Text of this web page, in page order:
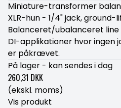
Miniature-transformer
XLR-hun - 1/4" jack, ground-
Balanceret/ubalanceret
DI-applikationer hvor ingen
er påkrævet.
På lager - kan sendes i dag
260,31 DKK
(ekskl. moms)
Vis produkt